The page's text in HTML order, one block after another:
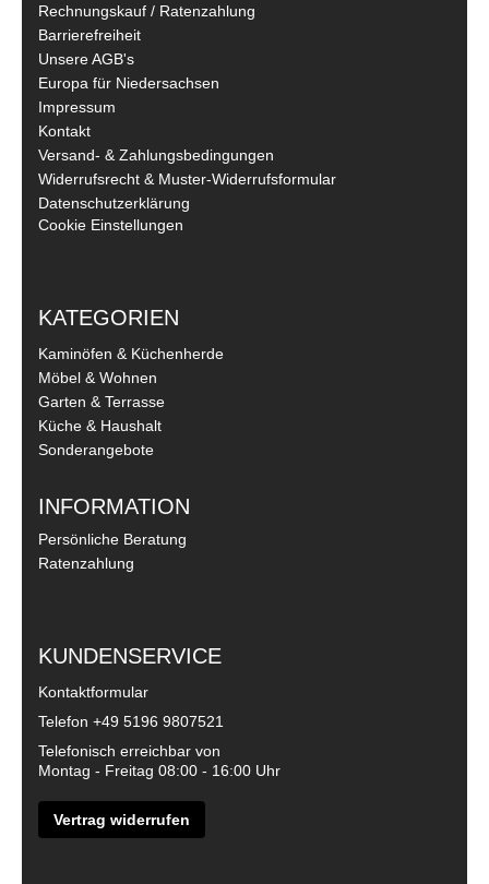
Rechnungskauf / Ratenzahlung
Barrierefreiheit
Unsere AGB's
Europa für Niedersachsen
Impressum
Kontakt
Versand- & Zahlungsbedingungen
Widerrufsrecht & Muster-Widerrufsformular
Datenschutzerklärung
Cookie Einstellungen
KATEGORIEN
Kaminöfen & Küchenherde
Möbel & Wohnen
Garten & Terrasse
Küche & Haushalt
Sonderangebote
INFORMATION
Persönliche Beratung
Ratenzahlung
KUNDENSERVICE
Kontaktformular
Telefon +49 5196 9807521
Telefonisch erreichbar von
Montag - Freitag 08:00 - 16:00 Uhr
Vertrag widerrufen